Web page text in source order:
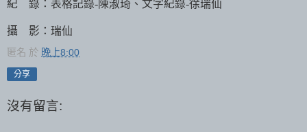
紀 錄：表格記錄-陳淑琦、文字紀錄-徐瑞仙
攝 影：瑞仙
匿名 於 晚上8:00
分享
沒有留言: